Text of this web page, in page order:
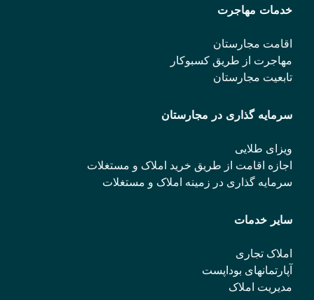
خدمات مهاجرت
اقامت مجارستان
مهاجرت از طریق کسبوکار
تابعیت مجارستان
سرمایه گذاری در مجارستان
ویزای طلایی
اجازه اقامت از طریق خرید املاک و مستغلات
سرمایه گذاری در زمینه املاک و مستغلات
سایر خدمات
املاک تجاری
آپارتمانهای بوداپست
مدیریت املاک